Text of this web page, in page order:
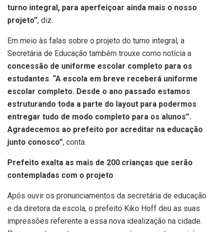
turno integral, para aperfeiçoar ainda mais o nosso
projeto”, diz.
Em meio às falas sobre o projeto do turno integral, a
Secretária de Educação também trouxe como notícia a
concessão de uniforme escolar completo para os
estudantes. “A escola em breve receberá uniforme
escolar completo. Desde o ano passado estamos
estruturando toda a parte do layout para podermos
entregar tudo de modo completo para os alunos”.
Agradecemos ao prefeito por acreditar na educação
junto conosco”, conta.
Prefeito exalta as mais de 200 crianças que serão
contempladas com o projeto
Após ouvir os pronunciamentos da secretária de educação
e da diretora da escola, o prefeito Kiko Hoff deu as suas
impressões referente a essa nova idealização na cidade.